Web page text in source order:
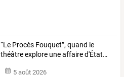
“Le Procès Fouquet”, quand le
théâtreexplore uneaffaired'État…
5 août 2026